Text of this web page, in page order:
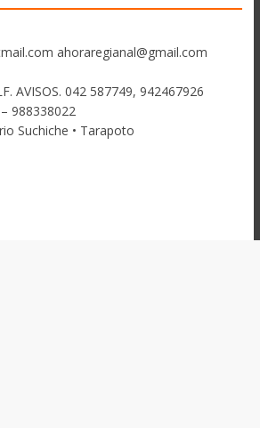
ahoraregianal@gmail.com
AVISOS. 042 587749, 942467926
988338022
Suchiche • Tarapoto